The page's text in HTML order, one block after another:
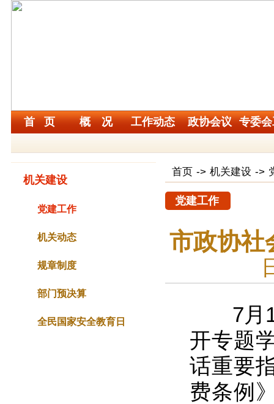
首 页 概 况 工作动态 政协会议 专委
机关建设
党建工作
机关动态
规章制度
部门预决算
全民国家安全教育日
首页 -> 机关建设 ->
党建工作
市政协社
7月16
开专题
话重要
费条例